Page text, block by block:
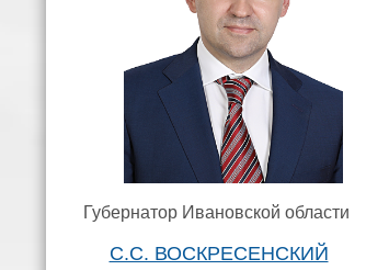
Губернатор Ивановской области
С.С. ВОСКРЕСЕНСКИЙ